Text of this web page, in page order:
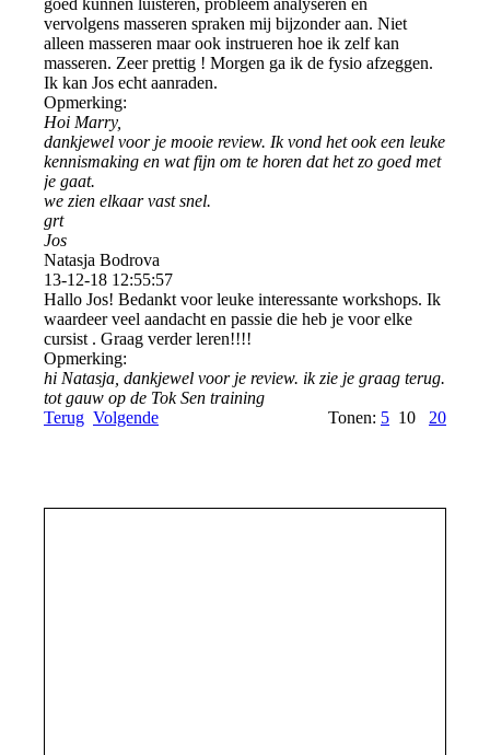
goed kunnen luisteren, probleem analyseren en
vervolgens masseren spraken mij bijzonder aan. Niet
alleen masseren maar ook instrueren hoe ik zelf kan
masseren. Zeer prettig ! Morgen ga ik de fysio afzeggen.
Ik kan Jos echt aanraden.
Opmerking:
Hoi Marry,
dankjewel voor je mooie review. Ik vond het ook een leuke
kennismaking en wat fijn om te horen dat het zo goed met
je gaat.
we zien elkaar vast snel.
grt
Jos
Natasja Bodrova
13-12-18 12:55:57
Hallo Jos! Bedankt voor leuke interessante workshops. Ik
waardeer veel aandacht en passie die heb je voor elke
cursist . Graag verder leren!!!!
Opmerking:
hi Natasja, dankjewel voor je review. ik zie je graag terug.
tot gauw op de Tok Sen training
Terug Volgende Tonen: 5 10 20